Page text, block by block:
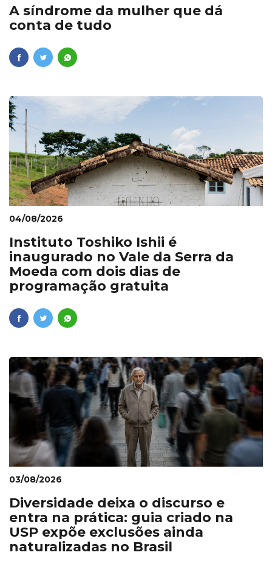
A síndrome da mulher que dá
conta de tudo
04/08/2026
Instituto Toshiko Ishii é
inaugurado no Vale da Serra da
Moeda com dois dias de
programação gratuita
03/08/2026
Diversidade deixa o discurso e
entra na prática: guia criado na
USP expõe exclusões ainda
naturalizadas no Brasil